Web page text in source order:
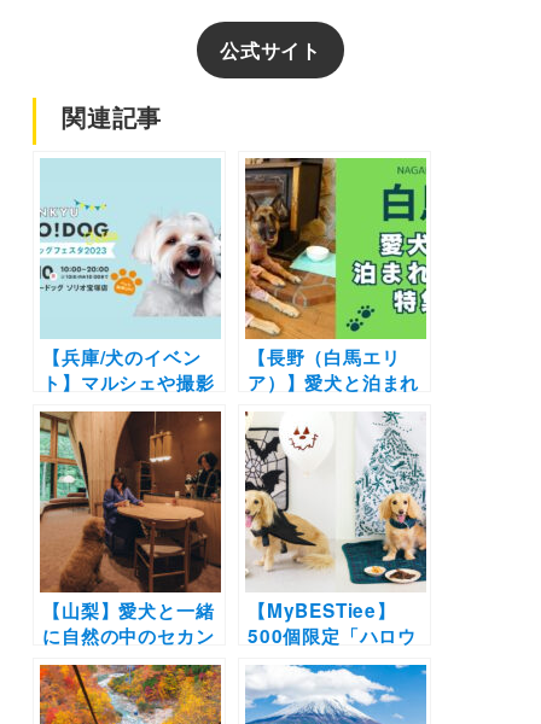
公式サイト
関連記事
【兵庫/犬のイベン
ト】マルシェや撮影
会にワークショップ
など盛りだくさん
「阪急ハロードッグ
フェスタ 2023 秋」
（阪急ハロードッグ
ソリオ宝塚店）
【長野（白馬エリ
ア）】愛犬と泊まれ
る宿11選！温泉付き
のリゾートホテルか
らペットフレンドリ
ーなペンションまで
を厳選（実際のおで
かけレポートあり）
【山梨】愛犬と一緒
に自然の中のセカン
ドホームで過ごせ
る！サブスクセカン
ドホーム「SANU
【MyBESTiee】
500個限定「ハロウ
ィンBOX」＆「クリ
スマスBOX」販売開
始！可愛い装飾品か